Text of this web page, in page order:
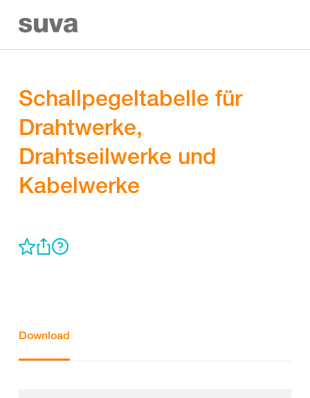
Schallpegeltabelle für
Drahtwerke,
Drahtseilwerke und
Kabelwerke
Download